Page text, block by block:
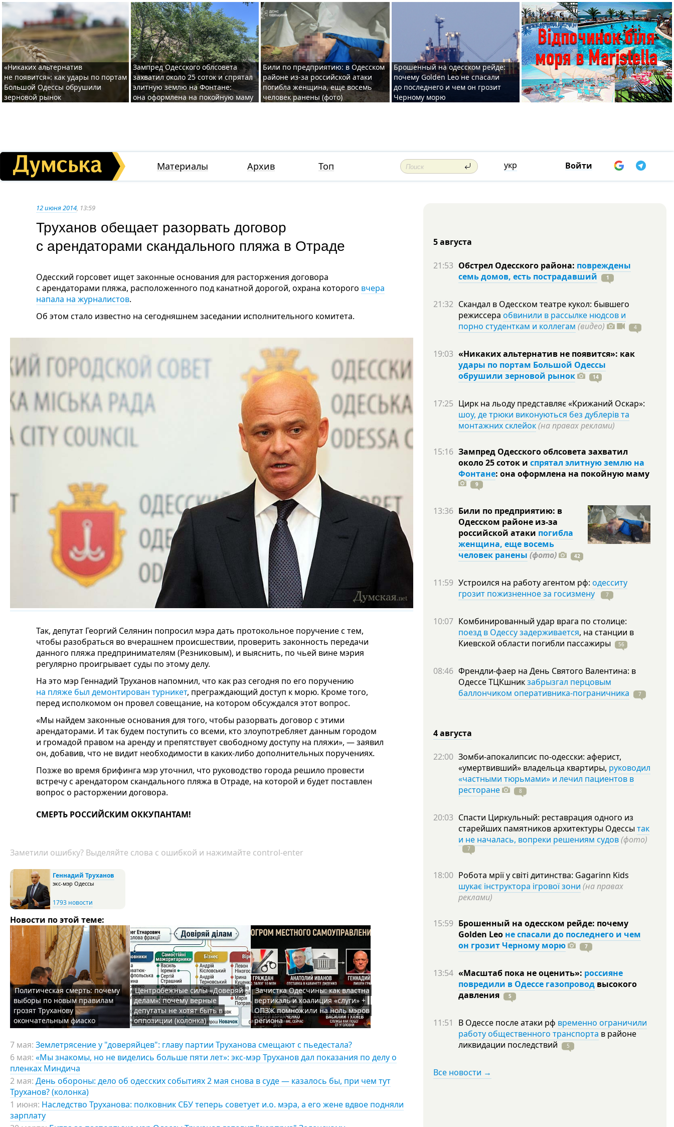
«Никаких альтернатив
не появится»: как удары по портам
Большой Одессы обрушили
зерновой рынок
Зампред Одесского облсовета
захватил около 25 соток и спрятал
элитную землю на Фонтане:
она оформлена на покойную маму
Били по предприятию: в Одесском
районе из-за российской атаки
погибла женщина, еще восемь
человек ранены (фото)
Брошенный на одесском рейде:
почему Golden Leo не спасали
до последнего и чем он грозит
Черному морю
Материалы Архив Топ укр Войти
12 июня 2014, 13:59
Труханов обещает разорвать договор
с арендаторами скандального пляжа в Отраде
Одесский горсовет ищет законные основания для расторжения договора
с арендаторами пляжа, расположенного под канатной дорогой, охрана которого вчера
напала на журналистов.
Об этом стало известно на сегодняшнем заседании исполнительного комитета.
Так, депутат Георгий Селянин попросил мэра дать протокольное поручение с тем,
чтобы разобраться во вчерашнем происшествии, проверить законность передачи
данного пляжа предпринимателям (Резниковым), и выяснить, по чьей вине мэрия
регулярно проигрывает суды по этому делу.
На это мэр Геннадий Труханов напомнил, что как раз сегодня по его поручению
на пляже был демонтирован турникет, преграждающий доступ к морю. Кроме того,
перед исполкомом он провел совещание, на котором обсуждался этот вопрос.
«Мы найдем законные основания для того, чтобы разорвать договор с этими
арендаторами. И так будем поступить со всеми, кто злоупотребляет данным городом
и громадой правом на аренду и препятствует свободному доступу на пляжи», — заявил
он, добавив, что не видит необходимости в каких-либо дополнительных поручениях.
Позже во время брифинга мэр уточнил, что руководство города решило провести
встречу с арендатором скандального пляжа в Отраде, на которой и будет поставлен
вопрос о расторжении договора.
СМЕРТЬ РОССИЙСКИМ ОККУПАНТАМ!
Заметили ошибку? Выделяйте слова с ошибкой и нажимайте control-enter
Геннадий Труханов
экс-мэр Одессы
1793 новости
Новости по этой теме:
Политическая смерть: почему
выборы по новым правилам
грозят Труханову
окончательным фиаско
Центробежные силы «Доверяй
делам»: почему верные
депутаты не хотят быть в
оппозиции (колонка)
Зачистка Одесчины: как властна
вертикаль и коалиция «слуги» +
ОПЗЖ помножили на ноль мэров
региона
7 мая: Землетрясение у "доверяйцев": главу партии Труханова смещают с пьедестала?
6 мая: «Мы знакомы, но не виделись больше пяти лет»: экс-мэр Труханов дал показания по делу о
пленках Миндича
2 мая: День обороны: дело об одесских событиях 2 мая снова в суде — казалось бы, при чем тут
Труханов? (колонка)
1 июня: Наследство Труханова: полковник СБУ теперь советует и.о. мэра, а его жене вдвое подняли
зарплату
5 августа
21:53 Обстрел Одесского района: повреждены
семь домов, есть пострадавший
1
21:32 Скандал в Одесском театре кукол: бывшего
режиссера обвинили в рассылке нюдсов и
порно студенткам и коллегам (видео) 4
19:03 «Никаких альтернатив не появится»: как
удары по портам Большой Одессы
обрушили зерновой рынок
14
17:25 Цирк на льоду представляє «Крижаний Оскар»:
шоу, де трюки виконуються без дублерів та
монтажних склейок(на правах реклами)
15:16 Зампред Одесского облсовета захватил
около 25 соток и спрятал элитную землю на
Фонтане: она оформлена на покойную маму
9
13:36 Били по предприятию: в
Одесском районе из-за
российской атаки погибла
женщина, еще восемь
человек ранены (фото) 42
11:59 Устроился на работу агентом рф: одесситу
грозит пожизненное за госизмену
7
10:07 Комбинированный удар врага по столице:
поезд в Одессу задерживается, на станции в
Киевской области погибли пассажиры 56
08:46 Френдли-фаер на День Святого Валентина: в
Одессе ТЦКшникзабрызгал перцовым
баллончиком оперативника-пограничника
7
4 августа
22:00 Зомби-апокалипсис по-одесски: аферист,
«умертвивший» владельца квартиры, руководил
«частными тюрьмами» и лечил пациентов в
ресторане
8
20:03 Спасти Циркульный: реставрация одного из
старейших памятников архитектуры Одессы так
и не началась, вопреки решениям судов(фото)
7
18:00 Робота мрії у світі дитинства: Gagarinn Kids
шукає інструктора ігрової зони (на правах
реклами)
15:59 Брошенный на одесском рейде: почему
Golden Leo не спасали до последнего и чем
он грозит Черному морю
7
13:54 «Масштаб пока не оценить»: россияне
повредили в Одессе газопровод высокого
давления
5
11:51 В Одессе после атаки рф временно ограничили
работу общественного транспорта в районе
ликвидации последствий 5
Все новости →